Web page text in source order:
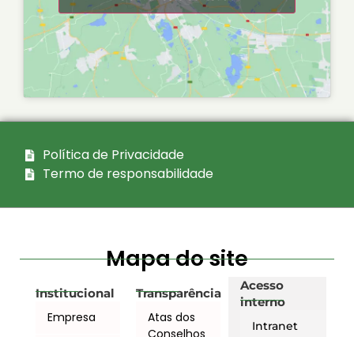
Política de Privacidade
Termo de responsabilidade
Mapa do site
Institucional
Empresa
Transparência
Atas dos
Acesso
interno
Intranet